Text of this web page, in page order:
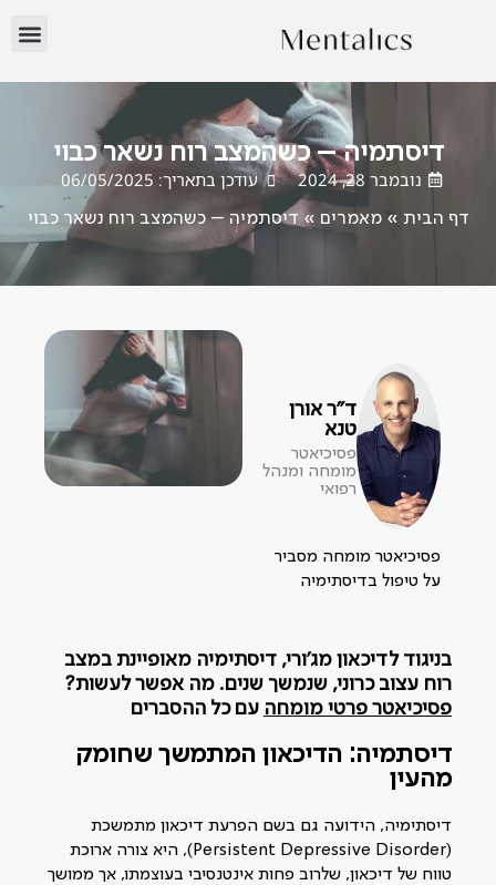
דיסתמיה – כשהמצב רוח נשאר כבוי
נובמבר 28, 2024 עודכן בתאריך: 06/05/2025
דף הבית »מאמרים » דיסתמיה – כשהמצב רוח נשאר כבוי
ד"ר אורן
טנא
פסיכיאטר
מומחה ומנהל
רפואי
פסיכיאטר מומחה מסביר
על טיפול בדיסתימיה
בניגוד לדיכאון מג'ורי, דיסתימיה מאופיינת במצב
רוח עצוב כרוני, שנמשך שנים. מה אפשר לעשות?
פסיכיאטר פרטי מומחה עם כל ההסברים
דיסתמיה: הדיכאון המתמשך שחומק
מהעין
דיסתימיה, הידועה גם בשם הפרעת דיכאון מתמשכת
(Persistent Depressive Disorder), היא צורה ארוכת
טווח של דיכאון, שלרוב פחות אינטנסיבי בעוצמתו, אך ממושך